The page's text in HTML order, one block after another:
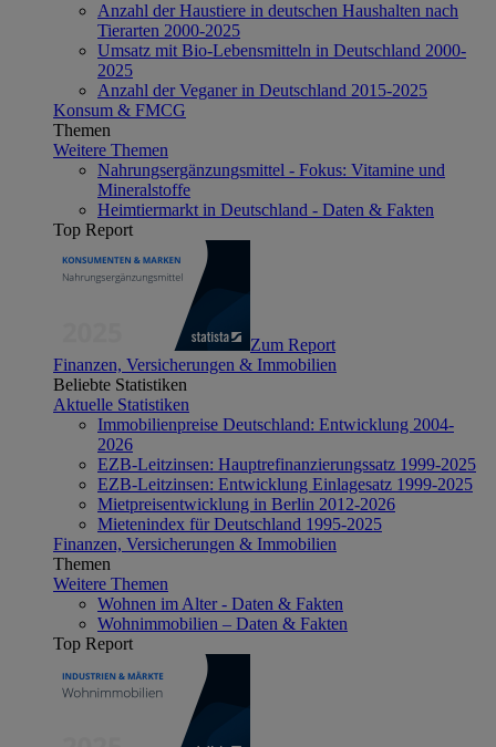
Anzahl der Haustiere in deutschen Haushalten nach
Tierarten 2000-2025
Umsatz mit Bio-Lebensmitteln in Deutschland 2000-
2025
Anzahl der Veganer in Deutschland 2015-2025
Konsum & FMCG
Themen
Weitere Themen
Nahrungsergänzungsmittel - Fokus: Vitamine und
Mineralstoffe
Heimtiermarkt in Deutschland - Daten & Fakten
Top Report
Zum Report
Finanzen, Versicherungen & Immobilien
Beliebte Statistiken
Aktuelle Statistiken
Immobilienpreise Deutschland: Entwicklung 2004-
2026
EZB-Leitzinsen: Hauptrefinanzierungssatz 1999-2025
EZB-Leitzinsen: Entwicklung Einlagesatz 1999-2025
Mietpreisentwicklung in Berlin 2012-2026
Mietenindex für Deutschland 1995-2025
Finanzen, Versicherungen & Immobilien
Themen
Weitere Themen
Wohnen im Alter - Daten & Fakten
Wohnimmobilien – Daten & Fakten
Top Report